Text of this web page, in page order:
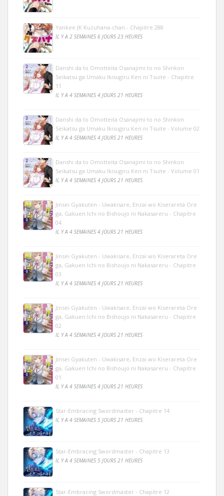
Yankee JK Kuzuhana-chan - Chapitre 288
IL Y A 2 SEMAINES 6 JOURS 23 HEURES
Danshi da to Omotteita Osanajimi to no Shinkon
Seikatsu ga Umaku Ikisugiru Ken ni Tsuite - Chapitre
11
IL Y A 4 SEMAINES 4 JOURS 21 HEURES
Danshi da to Omotteita Osanajimi to no Shinkon
Seikatsu ga Umaku Ikisugiru Ken ni Tsuite - Volume 02
IL Y A 4 SEMAINES 4 JOURS 21 HEURES
Danshi da to Omotteita Osanajimi to no Shinkon
Seikatsu ga Umaku Ikisugiru Ken ni Tsuite - Volume 01
IL Y A 4 SEMAINES 4 JOURS 21 HEURES
Jinsei Gyakuten - Uwakisare, Enzai wo Kiserareta Ore
ga, Gakuen Ichi no Bishoujo ni Nakasareru - Chapitre
04
IL Y A 4 SEMAINES 4 JOURS 21 HEURES
Jinsei Gyakuten - Uwakisare, Enzai wo Kiserareta Ore
ga, Gakuen Ichi no Bishoujo ni Nakasareru - Chapitre
03
IL Y A 4 SEMAINES 4 JOURS 21 HEURES
Jinsei Gyakuten - Uwakisare, Enzai wo Kiserareta Ore
ga, Gakuen Ichi no Bishoujo ni Nakasareru - Chapitre
02
IL Y A 4 SEMAINES 4 JOURS 21 HEURES
Jinsei Gyakuten - Uwakisare, Enzai wo Kiserareta Ore
ga, Gakuen Ichi no Bishoujo ni Nakasareru - Chapitre
01
IL Y A 4 SEMAINES 4 JOURS 21 HEURES
Star-Embracing Swordmaster - Chapitre 14
IL Y A 4 SEMAINES 5 JOURS 21 HEURES
Star-Embracing Swordmaster - Chapitre 13
IL Y A 4 SEMAINES 5 JOURS 21 HEURES
Star-Embracing Swordmaster - Chapitre 12